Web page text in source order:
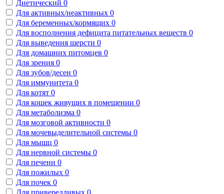
Диетический 0
Для активных/неактивных 0
Для беременных/кормящих 0
Для восполнения дефицита питательных веществ 0
Для выведения шерсти 0
Для домашних питомцев 0
Для зрения 0
Для зубов/десен 0
Для иммунитета 0
Для котят 0
Для кошек живущих в помещении 0
Для метаболизма 0
Для мозговой активности 0
Для мочевыделительной системы 0
Для мышц 0
Для нервной системы 0
Для печени 0
Для пожилых 0
Для почек 0
Для привередливых 0